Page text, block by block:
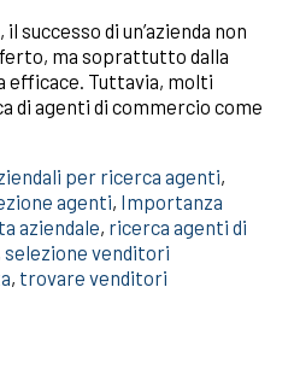
di un’azienda non
ma soprattutto dalla
efficace. Tuttavia, molti
di agenti di commercio come
per ricerca agenti,
agenti, Importanza
aziendale, ricerca agenti di
selezione venditori
, trovare venditori